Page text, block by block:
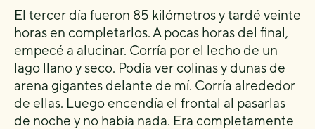
El tercer día fueron 85 kilómetros y tardé veinte
horas en completarlos. A pocas horas del final,
empecé a alucinar. Corría por el lecho de un
lago llano y seco. Podía ver colinas y dunas de
arena gigantes delante de mí. Corría alrededor
de ellas. Luego encendía el frontal al pasarlas
de noche y no había nada. Era completamente